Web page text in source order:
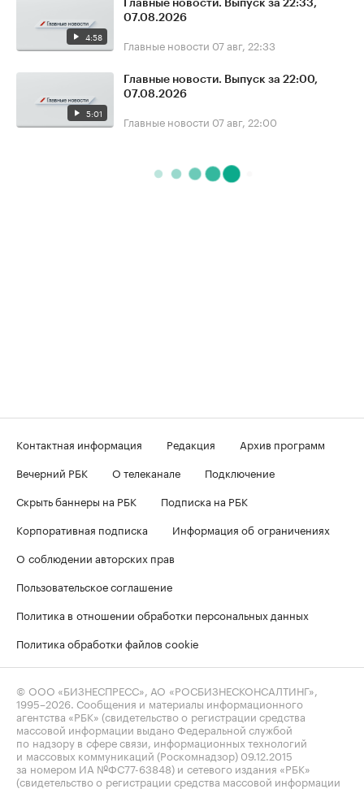
4:58
Главные новости. Выпуск за 22:33,
07.08.2026
Главные новости 07 авг, 22:33
5:01
Главные новости. Выпуск за 22:00,
07.08.2026
Главные новости 07 авг, 22:00
Контактная информация Редакция
Архив программ
Вечерний РБК
О телеканале
Подключение
Скрыть баннеры на РБК
Подписка на РБК
Корпоративная подписка
Информация об ограничениях
О соблюдении авторских прав
Пользовательское соглашение
Политика в отношении обработки персональных данных
Политика обработки файлов cookie
© ООО «БИЗНЕСПРЕСС», АО «РОСБИЗНЕСКОНСАЛТИНГ»,
1995–2026 . Сообщения и материалы информационного
агентства «РБК» (свидетельство о регистрации средства
массовой информации выдано Федеральной службой
по надзору в сфере связи, информационных технологий
и массовых коммуникаций (Роскомнадзор) 09.12.2015
за номером ИА №ФС77-63848) и сетевого издания «РБК»
(свидетельство о регистрации средства массовой информации